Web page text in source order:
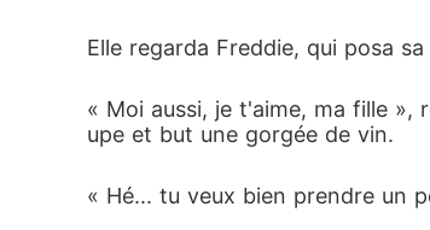
Elle regarda Freddie, qui posa
« Moi aussi, je t'aime, ma fille
upe et but une gorgée de vin.
« Hé... tu veux bien prendre un